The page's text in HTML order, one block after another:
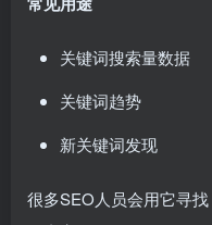
关键词搜索量数据
关键词趋势
新关键词发现
很多SEO人员会用它寻找